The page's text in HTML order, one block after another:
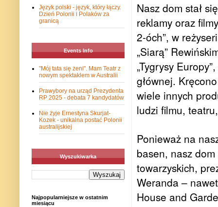
Nasz dom stał
reklamy oraz
2-óch”, w
„Siarą”
„Tygrysy
głównej.
wiele innych
ludzi filmu,
Ponieważ na
basen, nasz
towarzyskich,
Weranda –
House and
Język polski - język, który łączy.
Dzień Polonii i Polaków za
granicą
Events Info
"Mój tata się żeni". Mam Teatr z
nowym spektaklem w Australii
Prawybory na urząd Prezydenta
RP 2025 - debata 7 kandydatów
Nie żyje Ernestyna Skurjat-
Kozek - unikalna postać Polonii
australijskiej
Wyszukiwarka
Najpopularniejsze w ostatnim
miesiącu